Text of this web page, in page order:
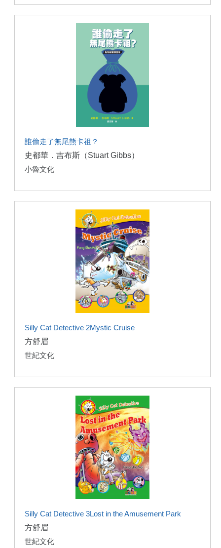
誰偷走了無尾熊卡祖？
史都華．吉布斯（Stuart Gibbs）
小魯文化
Silly Cat Detective 2Mystic Cruise
方舒眉
世紀文化
Silly Cat Detective 3Lost in the Amusement Park
方舒眉
世紀文化